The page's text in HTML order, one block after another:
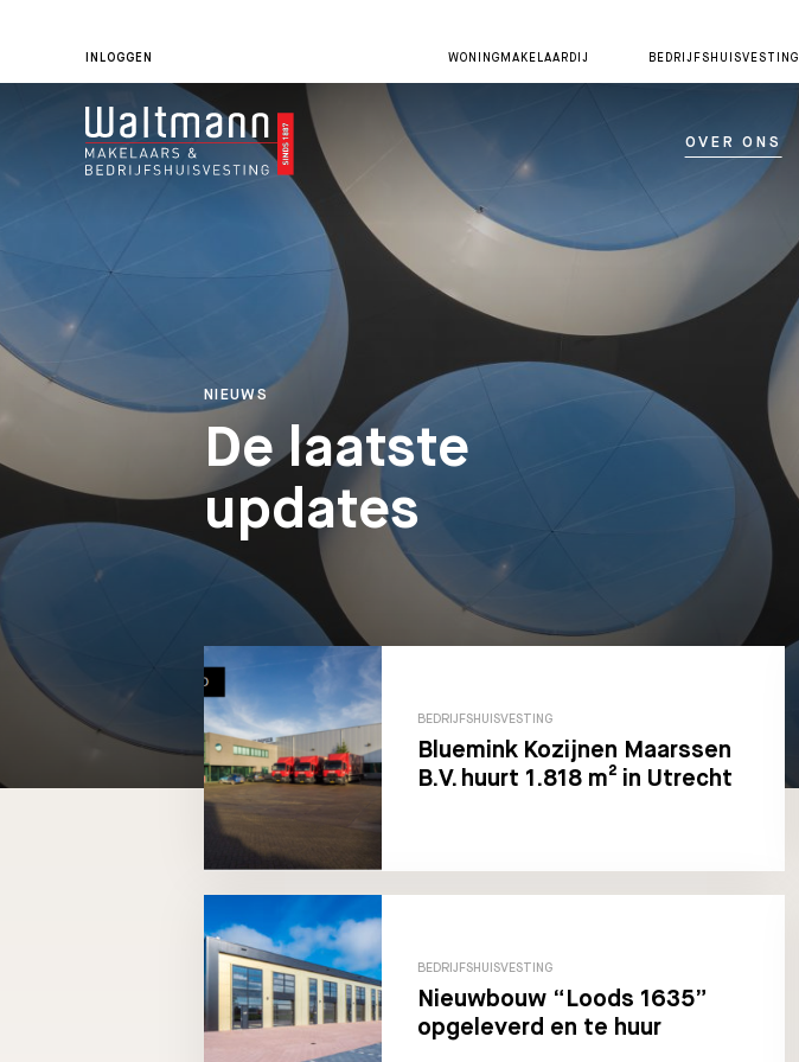
INLOGGEN WONINGMAKELAARDIJ BEDRIJFSHUISVESTING
OVER ONS
NIEUWS
De laatste
updates
BEDRIJFSHUISVESTING
Bluemink Kozijnen Maarssen
B.V. huurt 1.818 m² in Utrecht
BEDRIJFSHUISVESTING
Nieuwbouw “Loods 1635”
opgeleverd en te huur